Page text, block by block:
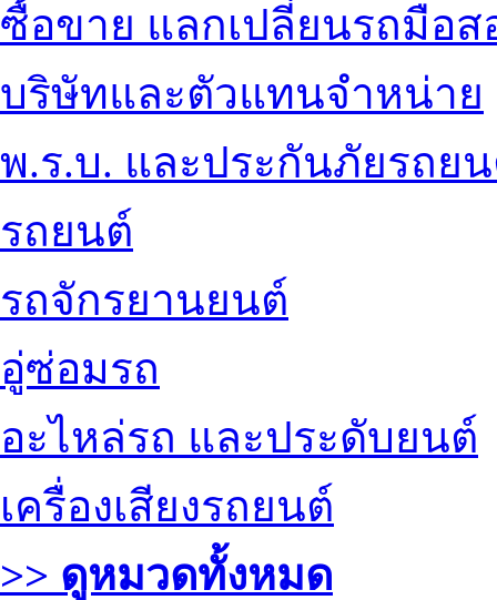
ซื้อขาย แลกเปลี่ยนรถมือส
บริษัทและตัวแทนจำหน่าย
พ.ร.บ. และประกันภัยรถย
รถยนต์
รถจักรยานยนต์
อู่ซ่อมรถ
อะไหล่รถ และประดับยนต์
เครื่องเสียงรถยนต์
>> ดูหมวดทั้งหมด